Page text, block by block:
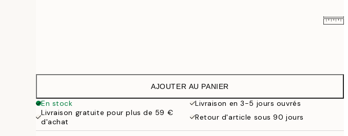
38 €
AJOUTER AU PANIER
En stock
Livraison en 3-5 jours ouvrés
Livraison gratuite pour plus de 59 €
d'achat
Retour d'article sous 90 jours